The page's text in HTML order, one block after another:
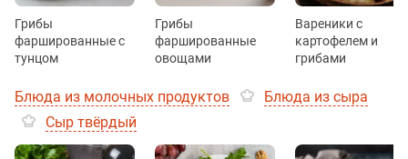
Грибы
фаршированные с
тунцом
Грибы
фаршированные
овощами
Вареники с
картофелем и
грибами
Блюда из молочных продуктов
Блюда из сыра
Сыр твёрдый